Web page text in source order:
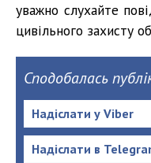
уважно слухайте
цивільного захисту
Сподобалась
Надіслати у Viber
Надіслати в